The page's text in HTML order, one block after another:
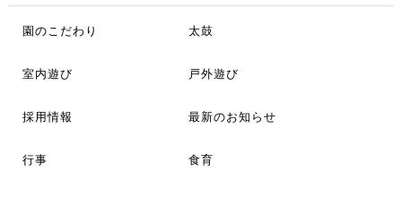
園のこだわり 太鼓
室内遊び 戸外遊び
採用情報 最新のお知らせ
行事 食育